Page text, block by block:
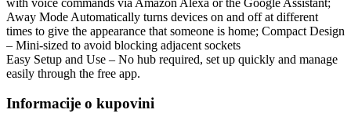
Away Mode Automatically turns devices on and off at different
times to give the appearance that someone is home; Compact Design
– Mini-sized to avoid blocking adjacent sockets
Easy Setup and Use – No hub required, set up quickly and manage
easily through the free app.
Informacije o kupovini